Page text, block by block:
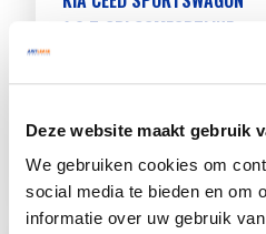
Deze website maakt gebruik
We gebruiken cookies om
social media te bieden en om
informatie over uw gebruik
1.0 T-GDI COMFORTLINE
Bouwjaar 202516.823 km
TOON MEER